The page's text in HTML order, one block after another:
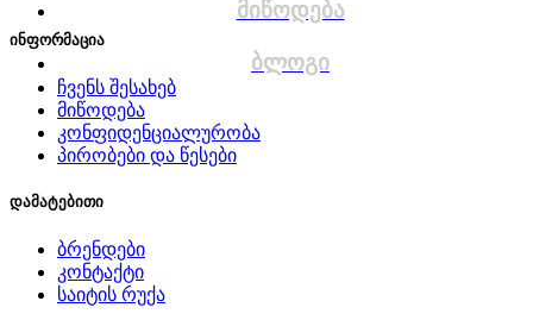
მიწოდება
ბლოგი
ინფორმაცია
ჩვენს შესახებ
მიწოდება
კონფიდენციალურობა
პირობები და წესები
დამატებითი
ბრენდები
კონტაქტი
საიტის რუქა